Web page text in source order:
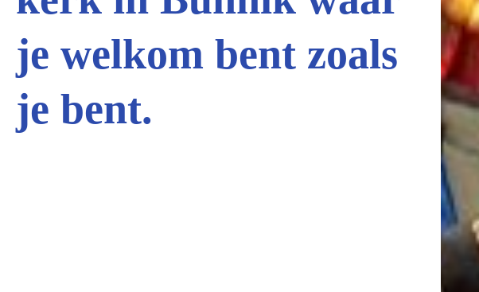
je welkom bent zoals
je bent.